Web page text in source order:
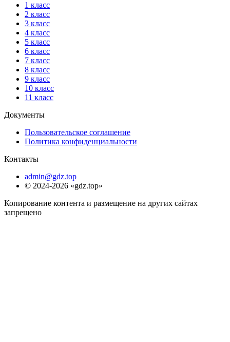
1 класс
2 класс
3 класс
4 класс
5 класс
6 класс
7 класс
8 класс
9 класс
10 класс
11 класс
Документы
Пользовательское соглашение
Политика конфиденциальности
Контакты
admin@gdz.top
© 2024-2026 «gdz.top»
Копирование контента и размещение на других сайтах
запрещено